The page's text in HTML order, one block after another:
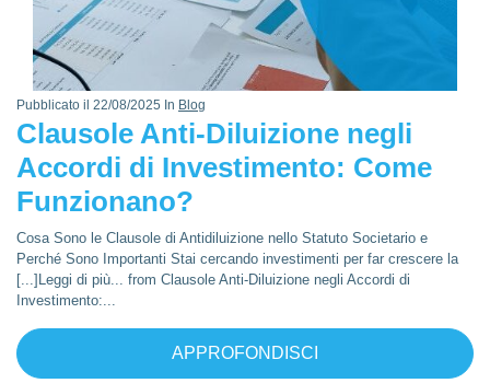
Pubblicato il 22/08/2025 In Blog
Clausole Anti-Diluizione negli
Accordi di Investimento: Come
Funzionano?
Cosa Sono le Clausole di Antidiluizione nello Statuto Societario e
Perché Sono Importanti Stai cercando investimenti per far crescere la
[...]Leggi di più... from Clausole Anti-Diluizione negli Accordi di
Investimento:...
APPROFONDISCI